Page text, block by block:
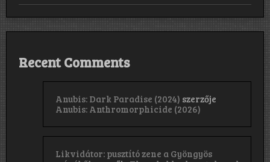
Recent Comments
Anubis: Dark Paradise (2024) szerzője
Anubis: Anthromorphicide (2026)
Likvidátor: pusztító zene a Gyöngyös